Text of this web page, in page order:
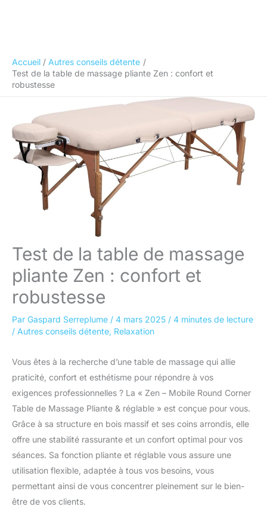
Accueil
Autres conseils détente
Test de la table de massage pliante Zen : confort et
robustesse
Test de la table de massage
pliante Zen : confort et
robustesse
Par Gaspard Serreplume / 4 mars 2025 / 4 minutes de lecture
/ Autres conseils détente, Relaxation
Vous êtes à la recherche d’une table de massage qui allie
praticité, confort et esthétisme pour répondre à vos
exigences professionnelles ? La « Zen – Mobile Round Corner
Table de Massage Pliante & réglable » est conçue pour vous.
Grâce à sa structure en bois massif et ses coins arrondis, elle
offre une stabilité rassurante et un confort optimal pour vos
séances. Sa fonction pliante et réglable vous assure une
utilisation flexible, adaptée à tous vos besoins, vous
permettant ainsi de vous concentrer pleinement sur le bien-
être de vos clients.